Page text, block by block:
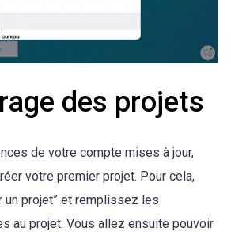
des projets
de votre compte mises à jour,
votre premier projet. Pour cela,
un projet” et remplissez les
au projet. Vous allez ensuite pouvoir